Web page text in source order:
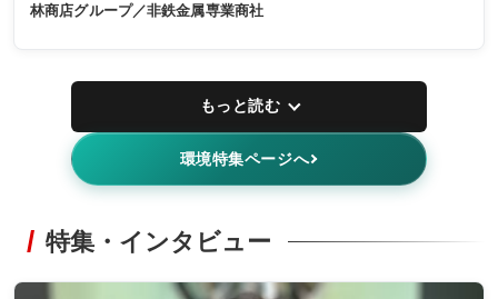
林商店グループ／非鉄金属専業商社
もっと読む
環境特集ページへ
特集・インタビュー